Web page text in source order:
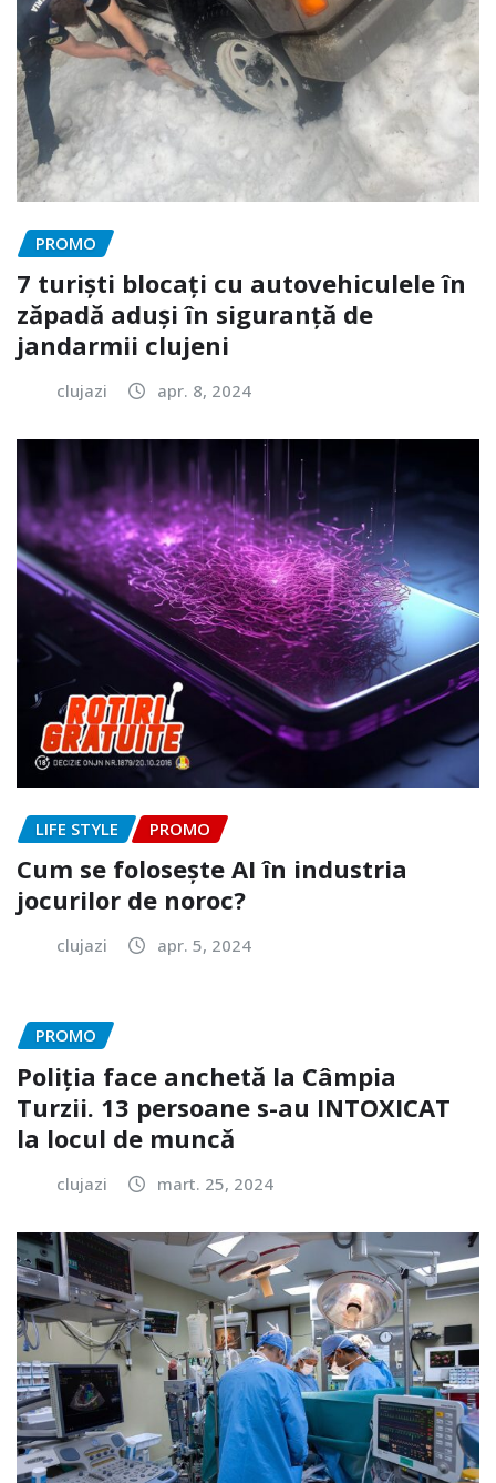
PROMO
7 turiști blocați cu autovehiculele în
zăpadă aduși în siguranță de
jandarmii clujeni
clujazi apr. 8, 2024
LIFE STYLE PROMO
Cum se folosește AI în industria
jocurilor de noroc?
clujazi apr. 5, 2024
PROMO
Poliția face anchetă la Câmpia
Turzii. 13 persoane s-au INTOXICAT
la locul de muncă
clujazi mart. 25, 2024